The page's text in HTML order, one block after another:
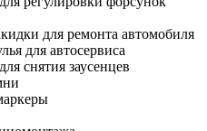
для ремонта автомобиля
для автосервиса
снятия заусенцев